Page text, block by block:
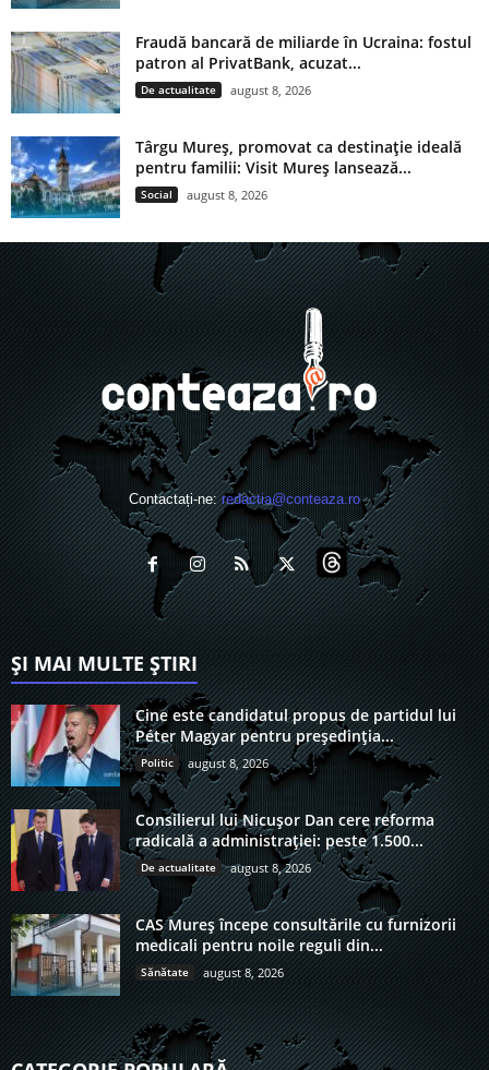
Fraudă bancară de miliarde în Ucraina: fostul
patron al PrivatBank, acuzat...
De actualitate august 8, 2026
Târgu Mureș, promovat ca destinație ideală
pentru familii: Visit Mureș lansează...
Social august 8, 2026
Contactați-ne:redactia@conteaza.ro
ȘI MAI MULTE ȘTIRI
Cine este candidatul propus de partidul lui
Péter Magyar pentru președinția...
Politic august 8, 2026
Consilierul lui Nicușor Dan cere reforma
radicală a administrației: peste 1.500...
De actualitate august 8, 2026
CAS Mureș începe consultările cu furnizorii
medicali pentru noile reguli din...
Sănătate august 8, 2026